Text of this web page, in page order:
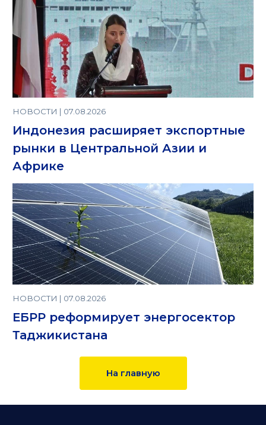
НОВОСТИ | 07.08.2026
Индонезия расширяет экспортные
рынки в Центральной Азии и
Африке
НОВОСТИ | 07.08.2026
ЕБРР реформирует энергосектор
Таджикистана
На главную